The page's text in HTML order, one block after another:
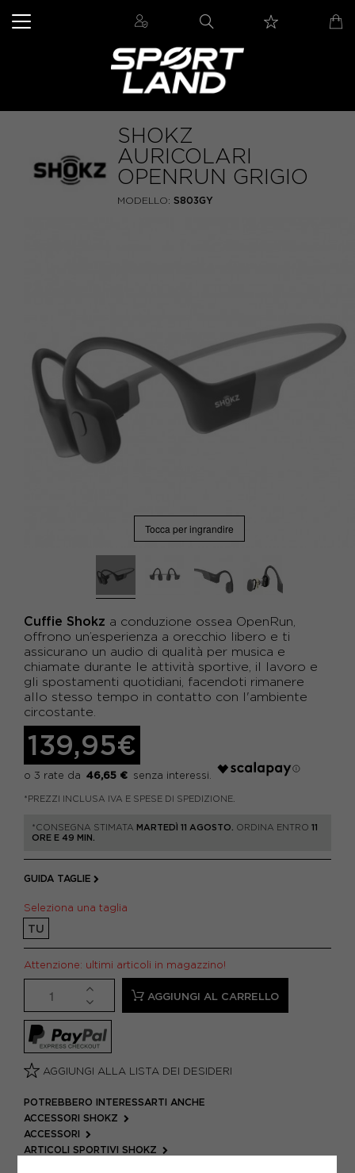
SHOKZ
AURICOLARI
OPENRUN GRIGIO
MODELLO: S803GY
Tocca per ingrandire
Cuffie Shokz a conduzione ossea OpenRun,
offrono un’esperienza a orecchio libero e ti
assicurano un audio di qualità per musica e
chiamate durante le attività sportive, il lavoro e
gli spostamenti quotidiani, facendoti rimanere
allo stesso tempo in contatto con l'ambiente
circostante.
139,95€
46,65 €
*PREZZI INCLUSA IVA E SPESE DI SPEDIZIONE.
*CONSEGNA STIMATA MARTEDÌ 11 AGOSTO. ORDINA ENTRO 11
ORE E 49 MIN.
GUIDA TAGLIE
Seleziona una taglia
TU
Attenzione: ultimi articoli in magazzino!
AGGIUNGI AL CARRELLO
AGGIUNGI ALLA LISTA DEI DESIDERI
POTREBBERO INTERESSARTI ANCHE
ACCESSORI SHOKZ
ACCESSORI
ARTICOLI SPORTIVI SHOKZ